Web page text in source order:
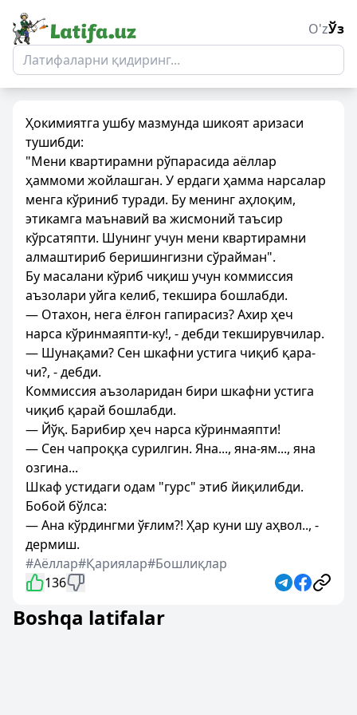
O'zЎз
Ҳокимиятга ушбу мазмунда шикоят аризаси
тушибди:
"Мени квартирамни рўпарасида аёллар
ҳаммоми жойлашган. У ердаги ҳамма нарсалар
менга кўриниб туради. Бу менинг аҳлоқим,
этикамга маънавий ва жисмоний таъсир
кўрсатяпти. Шунинг учун мени квартирамни
алмаштириб беришингизни сўрайман".
Бу масалани кўриб чиқиш учун коммиссия
аъзолари уйга келиб, текшира бошлабди.
— Отахон, нега ёлғон гапирасиз? Ахир ҳеч
нарса кўринмаяпти-ку!, - дебди текширувчилар.
— Шунақами? Сен шкафни устига чиқиб қара-
чи?, - дебди.
Коммиссия аъзоларидан бири шкафни устига
чиқиб қарай бошлабди.
— Йўқ. Барибир ҳеч нарса кўринмаяпти!
— Сен чапроққа сурилгин. Яна..., яна-ям..., яна
озгина...
Шкаф устидаги одам "гурс" этиб йиқилибди.
Бобой бўлса:
— Ана кўрдингми ўғлим?! Ҳар куни шу аҳвол.., -
дермиш.
#Аёллар#Қариялар#Бошлиқлар
136
Boshqa latifalar